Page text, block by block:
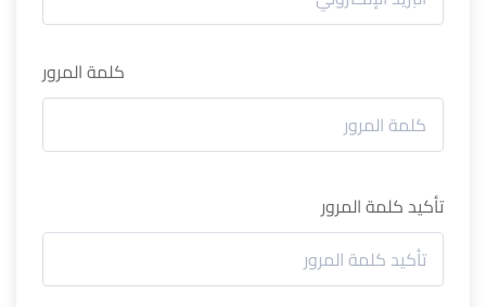
كلمة المرور
تأكيد كلمة المرور